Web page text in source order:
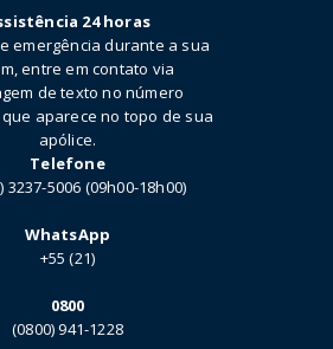
24 horas
emergência durante a sua
entre em contato via
de texto no número
aparece no topo de sua
apólice.
Telefone
3237-5006 (09h00-18h00)
WhatsApp
+55 (21)
0800
(0800) 941-1228